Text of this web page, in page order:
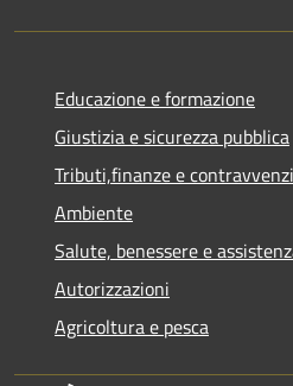
Educazione e formazione
Giustizia e sicurezza pubblica
Tributi,finanze e
Ambiente
Salute, benessere e
Autorizzazioni
Agricoltura e pesca